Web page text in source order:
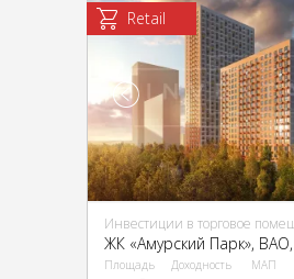
Retail
Инвестиции в торговое
Площадь Доходность МАП